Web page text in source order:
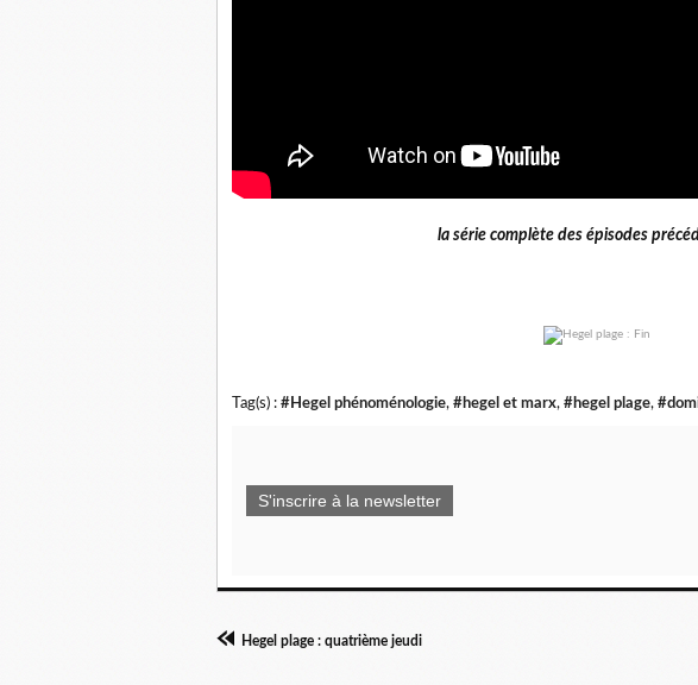
la série complète des épisodes
Tag(s) : #Hegel phénoménologie, #hegel et marx, #hegel plage,
S'inscrire à la newsletter
Hegel plage : quatrième jeudi